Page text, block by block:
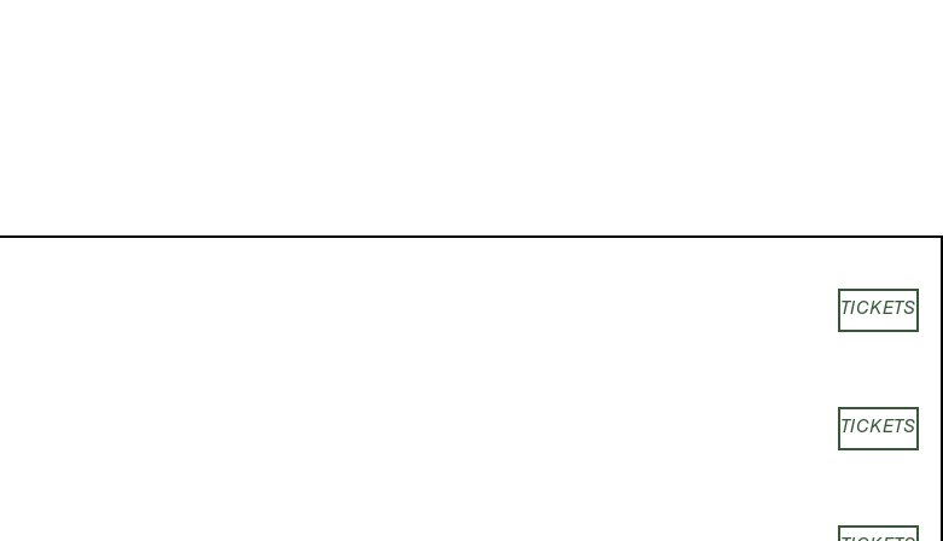
TICKETS
TICKETS